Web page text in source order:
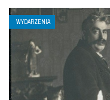
WYDARZENIA